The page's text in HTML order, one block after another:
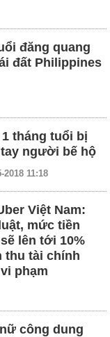
đăng quang
đất Philippines
tháng tuổi bị
người bế hộ
2018 11:18
Việt Nam:
mức tiền
lên tới 10%
thu tài chính
phạm
công dung